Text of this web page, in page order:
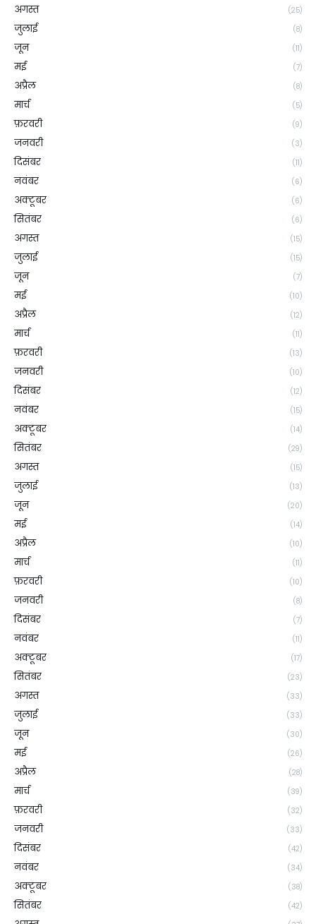
अगस्त (25)
जुलाई (8)
जून (11)
मई (7)
अप्रैल (8)
मार्च (5)
फ़रवरी (9)
जनवरी (3)
दिसंबर (11)
नवंबर (6)
अक्टूबर (6)
सितंबर (6)
अगस्त (15)
जुलाई (15)
जून (7)
मई (10)
अप्रैल (12)
मार्च (11)
फ़रवरी (13)
जनवरी (10)
दिसंबर (12)
नवंबर (15)
अक्टूबर (14)
सितंबर (29)
अगस्त (15)
जुलाई (13)
जून (20)
मई (14)
अप्रैल (10)
मार्च (11)
फ़रवरी (10)
जनवरी (8)
दिसंबर (7)
नवंबर (11)
अक्टूबर (17)
सितंबर (23)
अगस्त (33)
जुलाई (33)
जून (30)
मई (26)
अप्रैल (28)
मार्च (39)
फ़रवरी (32)
जनवरी (33)
दिसंबर (42)
नवंबर (34)
अक्टूबर (38)
सितंबर (42)